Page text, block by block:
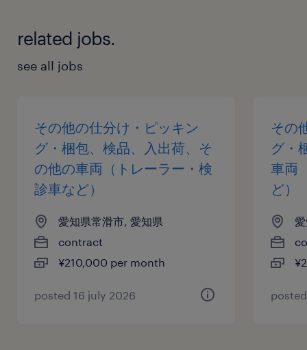
related jobs.
see all jobs
その他の仕分け・ピッキン
グ・梱包、検品、入出荷、そ
の他の車両（トレーラー・検
診車など）
愛知県常滑市, 愛知県
contract
¥210,000 per month
posted 16 july 2026
その
グ・
車両
ど）